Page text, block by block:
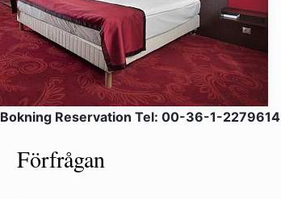
Bokning Reservation Tel: 00-36-1-2279614
Förfrågan